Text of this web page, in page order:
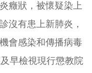
癥狀，被懷疑染上
沒有患上新肺炎，
會感染和傳播病毒
早檢視現行懲教院